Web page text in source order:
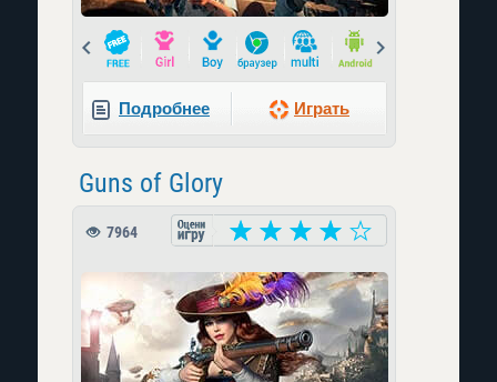
Prev
Подробнее Играть
Guns of Glory
7964